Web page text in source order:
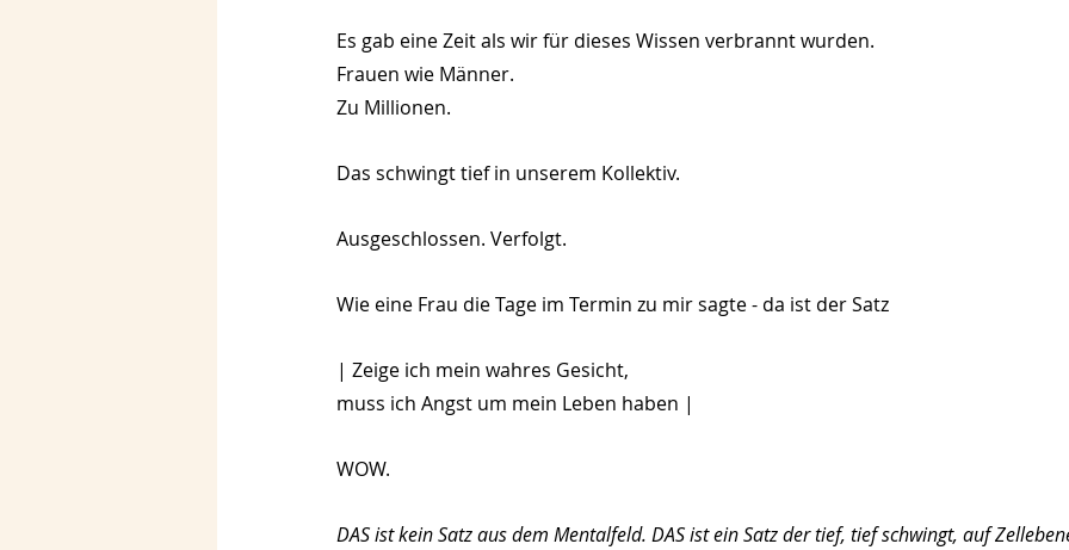
Es gab eine Zeit als wir für dieses Wissen verbrannt wurden.
Frauen wie Männer.
Zu Millionen.
Das schwingt tief in unserem Kollektiv.
Ausgeschlossen. Verfolgt.
Wie eine Frau die Tage im Termin zu mir sagte - da ist der Satz
| Zeige ich mein wahres Gesicht,
muss ich Angst um mein Leben haben |
WOW.
DAS ist kein Satz aus dem Mentalfeld. DAS ist ein Satz der tief, tief schwingt, auf